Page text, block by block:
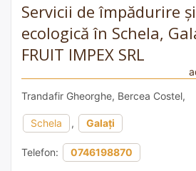
Servicii de împădurire
ecologică în Schela,
FRUIT IMPEX SRL
Trandafir Gheorghe, Bercea Costel,
Schela , Galați
Telefon: 0746198870